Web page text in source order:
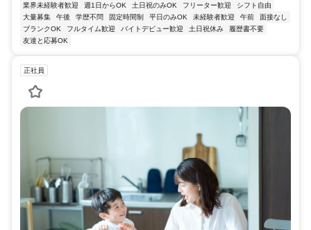
業界未経験者歓迎 週1日からOK 土日祝のみOK フリーター歓迎
シフト自由
大量募集
午後 学歴不問 固定時間制 平日のみOK 未経験者歓迎 午前
面接なし
ブランクOK
フルタイム歓迎 バイトデビュー歓迎 土日祝休み
履歴書不要
友達と応募OK
正社員